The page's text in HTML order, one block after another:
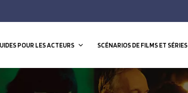
POUR LES ACTEURS SCÉNARIOS DE FILMS ET SÉRIES